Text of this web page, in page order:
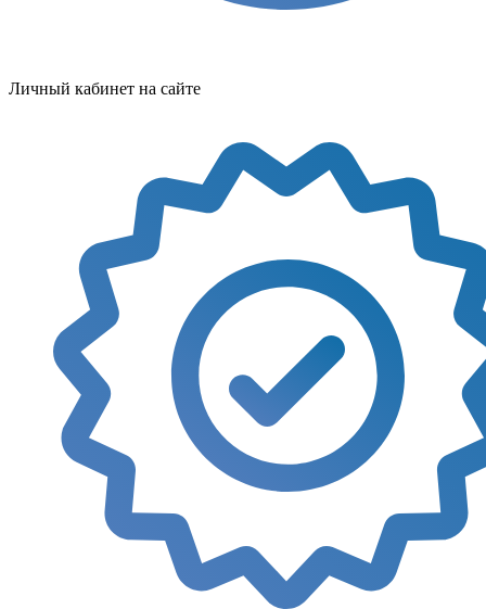
Личный кабинет на сайте